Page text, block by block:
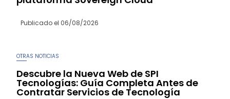
Publicado el 06/08/2026
OTRAS NOTICIAS
Descubre la Nueva Web de SPI
Tecnologías: Guía Completa Antes de
Contratar Servicios de Tecnología